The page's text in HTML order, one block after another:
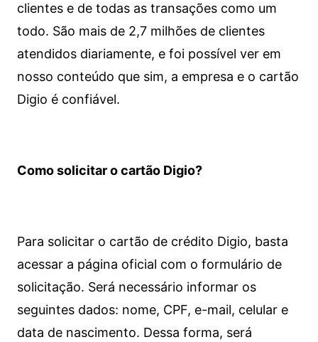
clientes e de todas as transações como um
todo. São mais de 2,7 milhões de clientes
atendidos diariamente, e foi possível ver em
nosso conteúdo que sim, a empresa e o cartão
Digio é confiável.
Como solicitar o cartão Digio?
Para solicitar o cartão de crédito Digio, basta
acessar a página oficial com o formulário de
solicitação. Será necessário informar os
seguintes dados: nome, CPF, e-mail, celular e
data de nascimento. Dessa forma, será